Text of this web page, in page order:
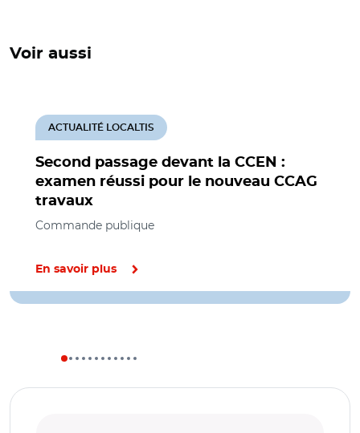
Voir aussi
Second passage devant la CCEN :
examen réussi pour le nouveau CCAG
travaux
ACTUALITÉ LOCALTIS
Commande publique
En savoir plus